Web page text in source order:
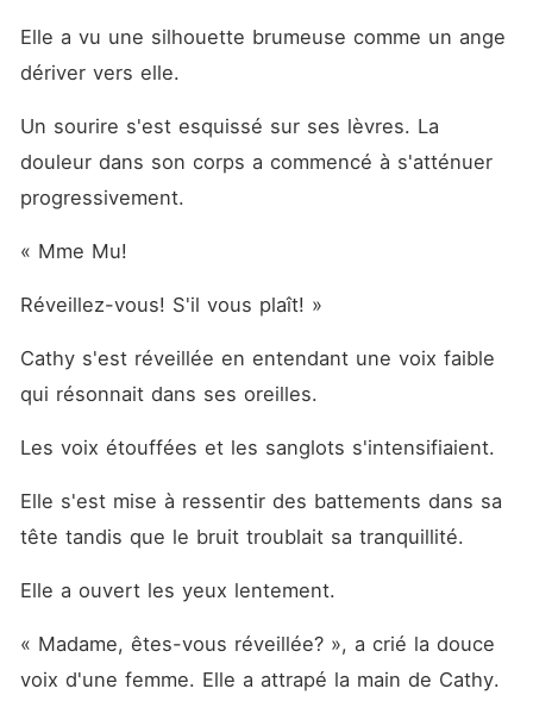
Elle a vu une silhouette brumeuse comme un ange
dériver vers elle.
Un sourire s'est esquissé sur ses lèvres. La
douleur dans son corps a commencé à s'atténuer
progressivement.
« Mme Mu!
Réveillez-vous! S'il vous plaît! »
Cathy s'est réveillée en entendant une voix faible
qui résonnait dans ses oreilles.
Les voix étouffées et les sanglots s'intensifiaient.
Elle s'est mise à ressentir des battements dans sa
tête tandis que le bruit troublait sa tranquillité.
Elle a ouvert les yeux lentement.
« Madame, êtes-vous réveillée? », a crié la douce
voix d'une femme. Elle a attrapé la main de Cathy.